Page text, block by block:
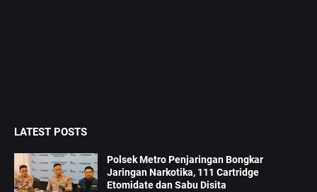
LATEST POSTS
Polsek Metro Penjaringan Bongkar
Jaringan Narkotika, 111 Cartridge
Etomidate dan Sabu Disita